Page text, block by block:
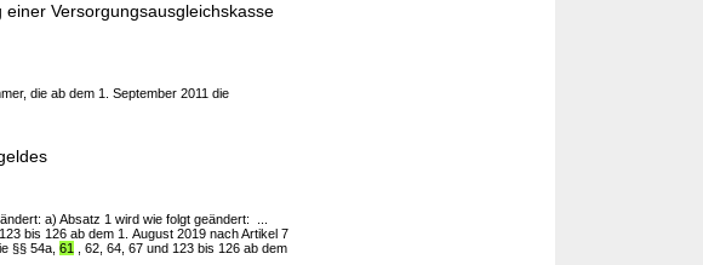
Versorgungsausgleichskasse
die ab dem 1. September 2011 die
a) Absatz 1 wird wie folgt geändert: ...
bis 126 ab dem 1. August 2019 nach Artikel 7
§§ 54a, 61
, 62, 64, 67 und 123 bis 126 ab dem